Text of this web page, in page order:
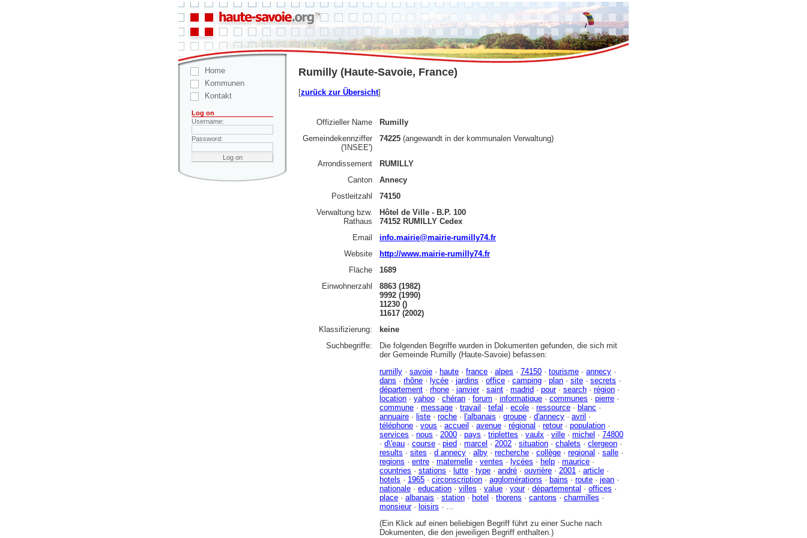
Home
Kommunen
Kontakt
Log on
Username:
Password:
Rumilly (Haute-Savoie, France)
[zurück zur Übersicht]
Offizieller Name
Rumilly
Gemeindekennziffer
('INSEE')
74225 (angewandt in der kommunalen Verwaltung)
Arrondissement
RUMILLY
Canton
Annecy
Postleitzahl
74150
Verwaltung bzw.
Rathaus
Hôtel de Ville - B.P. 100
74152 RUMILLY Cedex
Email
info.mairie@mairie-rumilly74.fr
Website
http://www.mairie-rumilly74.fr
Fläche
1689
Einwohnerzahl
8863 (1982)
9992 (1990)
11230 ()
11617 (2002)
Klassifizierung:
keine
Suchbegriffe:
Die folgenden Begriffe wurden in Dokumenten gefunden, die sich mit
der Gemeinde Rumilly (Haute-Savoie) befassen:
rumilly · savoie · haute · france · alpes · 74150 · tourisme · annecy ·
dans · rhône · lycée · jardins · office · camping · plan · site · secrets ·
département · rhone · janvier· saint · madrid · pour· search · région ·
location · yahoo · chéran · forum · informatique · communes · pierre ·
commune · message · travail · tefal · ecole · ressource · blanc ·
annuaire · liste · roche · l'albanais · groupe · d'annecy · avril ·
téléphone · vous · accueil · avenue · régional · retour· population ·
services · nous · 2000 · pays · triplettes · vaulx · ville · michel · 74800
· d\'eau · course · pied · marcel · 2002 · situation · chalets · clergeon ·
results · sites · d annecy · alby · recherche · collège · regional · salle ·
regions · entre · maternelle · ventes · lycées · help · maurice ·
countries · stations · lutte · type · andré · ouvrière · 2001 · article ·
hotels · 1965 · circonscription · agglomérations · bains · route · jean ·
nationale · education · villes · value · your· départemental · offices ·
place · albanais · station · hotel · thorens · cantons · charmilles ·
monsieur· loisirs · ...
(Ein Klick auf einen beliebigen Begriff führt zu einer Suche nach
Dokumenten, die den jeweiligen Begriff enthalten.)